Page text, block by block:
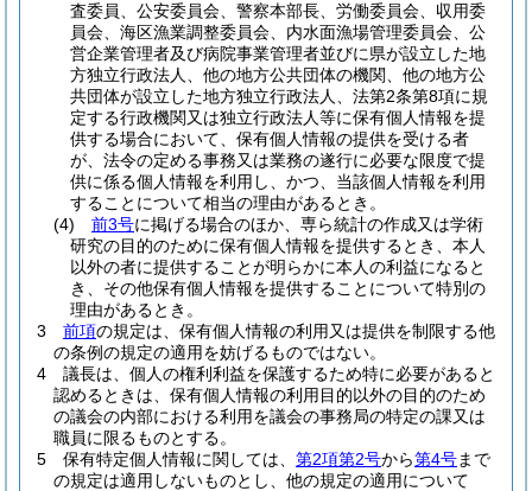
査委員、公安委員会、警察本部長、労働委員会、収用委
員会、海区漁業調整委員会、内水面漁場管理委員会、公
営企業管理者及び病院事業管理者並びに県が設立した地
方独立行政法人、他の地方公共団体の機関、他の地方公
共団体が設立した地方独立行政法人、法第2条第8項に規
定する行政機関又は独立行政法人等に保有個人情報を提
供する場合において、保有個人情報の提供を受ける者
が、法令の定める事務又は業務の遂行に必要な限度で提
供に係る個人情報を利用し、かつ、当該個人情報を利用
することについて相当の理由があるとき。
(4)
前3号に掲げる場合のほか、専ら統計の作成又は学術
研究の目的のために保有個人情報を提供するとき、本人
以外の者に提供することが明らかに本人の利益になると
き、その他保有個人情報を提供することについて特別の
理由があるとき。
3
前項の規定は、保有個人情報の利用又は提供を制限する他
の条例の規定の適用を妨げるものではない。
4
議長は、個人の権利利益を保護するため特に必要があると
認めるときは、保有個人情報の利用目的以外の目的のため
の議会の内部における利用を議会の事務局の特定の課又は
職員に限るものとする。
5
保有特定個人情報に関しては、 第2項第2号から第4号まで
の規定は適用しないものとし、他の規定の適用について